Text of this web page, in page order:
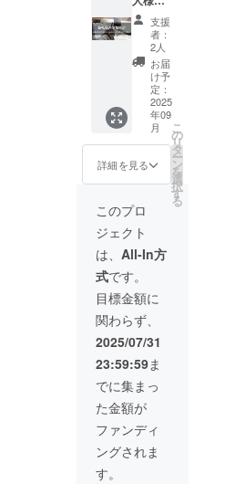
載期間
は、次
年度開
催時ま
でとな
りま
す。 ※
目標額
を超え
たご支
援をい
ただけ
た場合
は、大
会運営
費及び
次年度
開催時
の費用
とし
て、利
用させ
ていた
だきま
す。
め、ご
住所と
ご連絡
先の入
力が必
要とな
りま
す。領
収書は
名張市
から発
行・郵
しま
す。 ※
大会
ホーム
ページ
への掲
載期間
は、次
年度開
催時ま
でとな
りま
す。 ※
目標額
を超え
たご支
援をい
ただけ
は支援
額に関
わら
ず、あ
いうえ
お順と
なりま
す。 ※
ご支援
た支援
金は寄
除の対
象とな
りま
す。領
収書郵
送のた
め、ご
住所と
ご連絡
先の入
力が必
要とな
りま
す。領
収書は
名張市
立病院
から発
位賞な
どの賞
金・賞
品に利
用する
ことは
ありま
せん。
※ ご支
援いた
際、備
考欄に
掲示を
希望さ
れるお
名前を
くださ
い。 ※
掲載順
は支援
額に関
わら
ず、あ
いうえ
お順と
なりま
す。 ※
ご支援
きただ
ゴの会
場掲示
10,000
円＋ご
協力費
1,200円
(支援額
の12%)
＋シス
テム手
数料227
費税142
円＝
円がご
負担額
ます。
※ ご支
援額に
関わら
ず、リ
は全て
同じと
す。 ※
ご支援
きまし
者に
メール
で配
信） ・
大会
ホーム
ページ
への団
体名、
法人
名、ロ
援者一
て、団
体名、
法人
名、ロ
ゴの会
場掲示
※
20,000
協力費
2,400円
(支援額
の12%)
＋シス
テム手
数料454
け】
30,000
円 ・お
礼の
メール
・活動
報告 ・
パンフ
レット
への団
体名、
法人
ゴの掲
載（自
己作
成、ス
タッフ
を含め
全参加
者に
メール
で配
信） ・
大会
ホーム
ページ
への団
体名、
法人
名、ロ
支援
者：
2人
お届
け予
定：
2025
年09
月
詳細を見る
こ
の
リ
タ
ー
ン
を
選
択
す
る
このプロ
ジェクト
は、 All-In方
式です。
目標金額に
関わらず、
2025/07/31
23:59:59ま
でに集まっ
た金額が
ファンディ
ングされま
す。